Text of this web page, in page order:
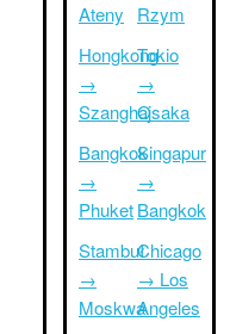
Ateny
Hongkong
→
Szanghaj
Bangkok
→
Phuket
Stambuł
→
Moskwa
Rzym
Tokio
→
Osaka
Singapur
→
Bangkok
Chicago
→ Los
Angeles